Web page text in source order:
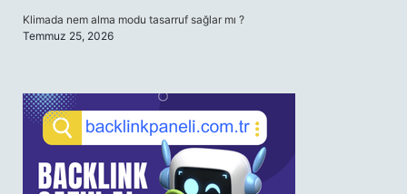
Klimada nem alma modu tasarruf sağlar mı ?
Temmuz 25, 2026